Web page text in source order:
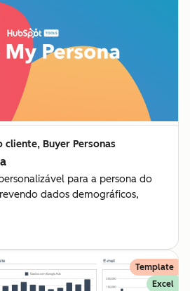
cliente, Buyer Personas
para a persona do
dados demográficos,
Template
Excel